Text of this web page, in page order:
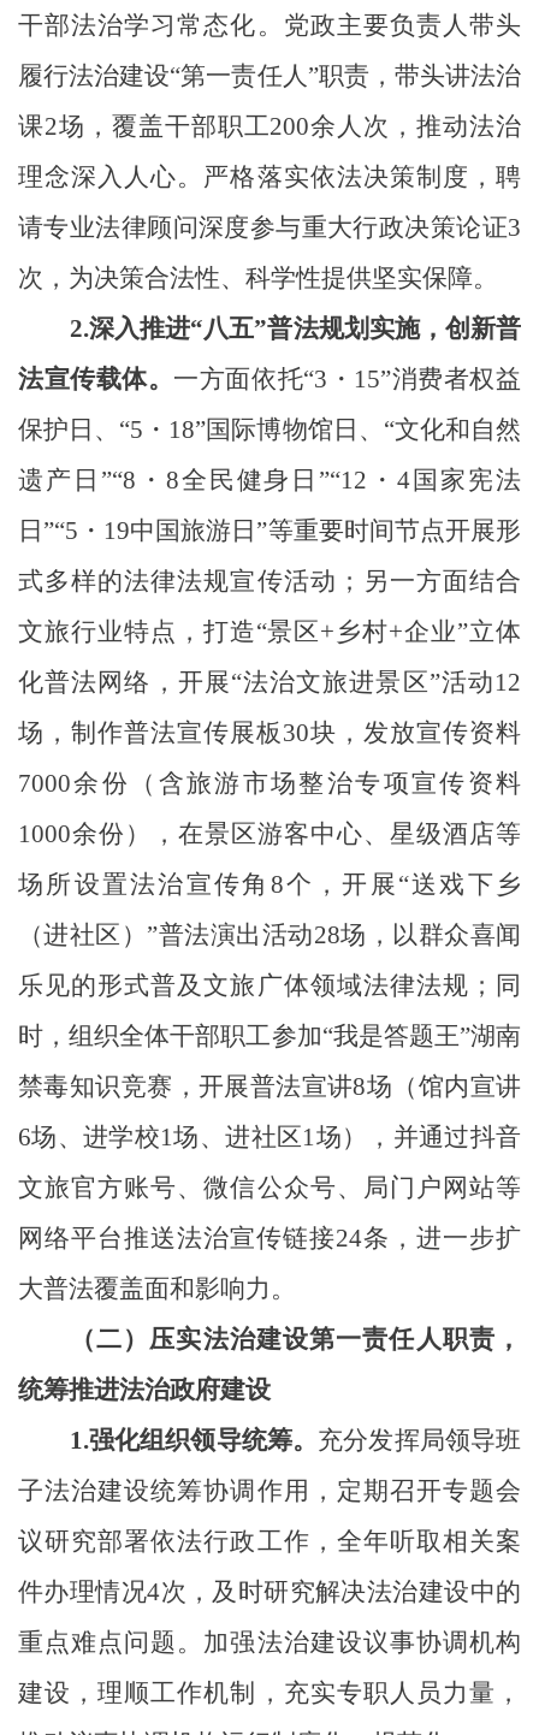
干部法治学习常态化。党政主要负责人带头
履行法治建设“第一责任人”职责，带头讲法治
课2场，覆盖干部职工200余人次，推动法治
理念深入人心。严格落实依法决策制度，聘
请专业法律顾问深度参与重大行政决策论证3
次，为决策合法性、科学性提供坚实保障。
2.深入推进“八五”普法规划实施， 创新普
法宣传载体。 一方面依托“3・15”消费者权益
保护日、“5・18”国际博物馆日、“文化和自然
遗产日”“8・8全民健身日”“12・4国家宪法
日”“5・19中国旅游日”等重要时间节点开展形
式多样的法律法规宣传活动；另一方面结合
文旅行业特点，打造“景区+乡村+企业”立体
化普法网络，开展“法治文旅进景区”活动12
场，制作普法宣传展板30块，发放宣传资料
7000余份（含旅游市场整治专项宣传资料
1000余份），在景区游客中心、星级酒店等
场所设置法治宣传角8个，开展“送戏下乡
（进社区）”普法演出活动28场，以群众喜闻
乐见的形式普及文旅广体领域法律法规；同
时，组织全体干部职工参加“我是答题王”湖南
禁毒知识竞赛，开展普法宣讲8场（馆内宣讲
6场、进学校1场、进社区1场），并通过抖音
文旅官方账号、微信公众号、局门户网站等
网络平台推送法治宣传链接24条，进一步扩
大普法覆盖面和影响力。
（二）压实法治建设第一责任人职责，
统筹推进法治政府建设
1.强化组织领导统筹。 充分发挥局领导班
子法治建设统筹协调作用，定期召开专题会
议研究部署依法行政工作，全年听取相关案
件办理情况4次，及时研究解决法治建设中的
重点难点问题。加强法治建设议事协调机构
建设，理顺工作机制，充实专职人员力量，